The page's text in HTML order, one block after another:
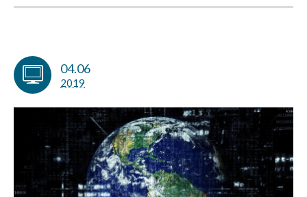
04.06
2019